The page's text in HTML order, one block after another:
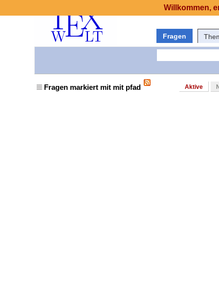
Fragen
Fragen markiert mit mit pfad Aktive
Willkommen,